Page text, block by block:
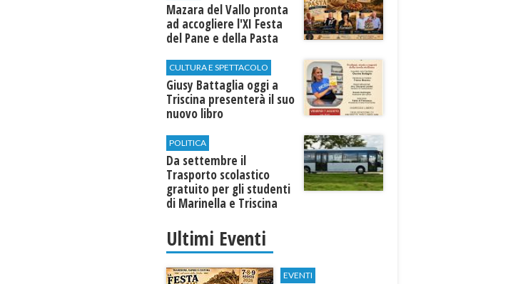
Mazara del Vallo pronta
ad accogliere l'XI Festa
del Pane e della Pasta
CULTURA E SPETTACOLO
Giusy Battaglia oggi a
Triscina presenterà il suo
nuovo libro
POLITICA
Da settembre il
Trasporto scolastico
gratuito per gli studenti
di Marinella e Triscina
Ultimi Eventi
EVENTI